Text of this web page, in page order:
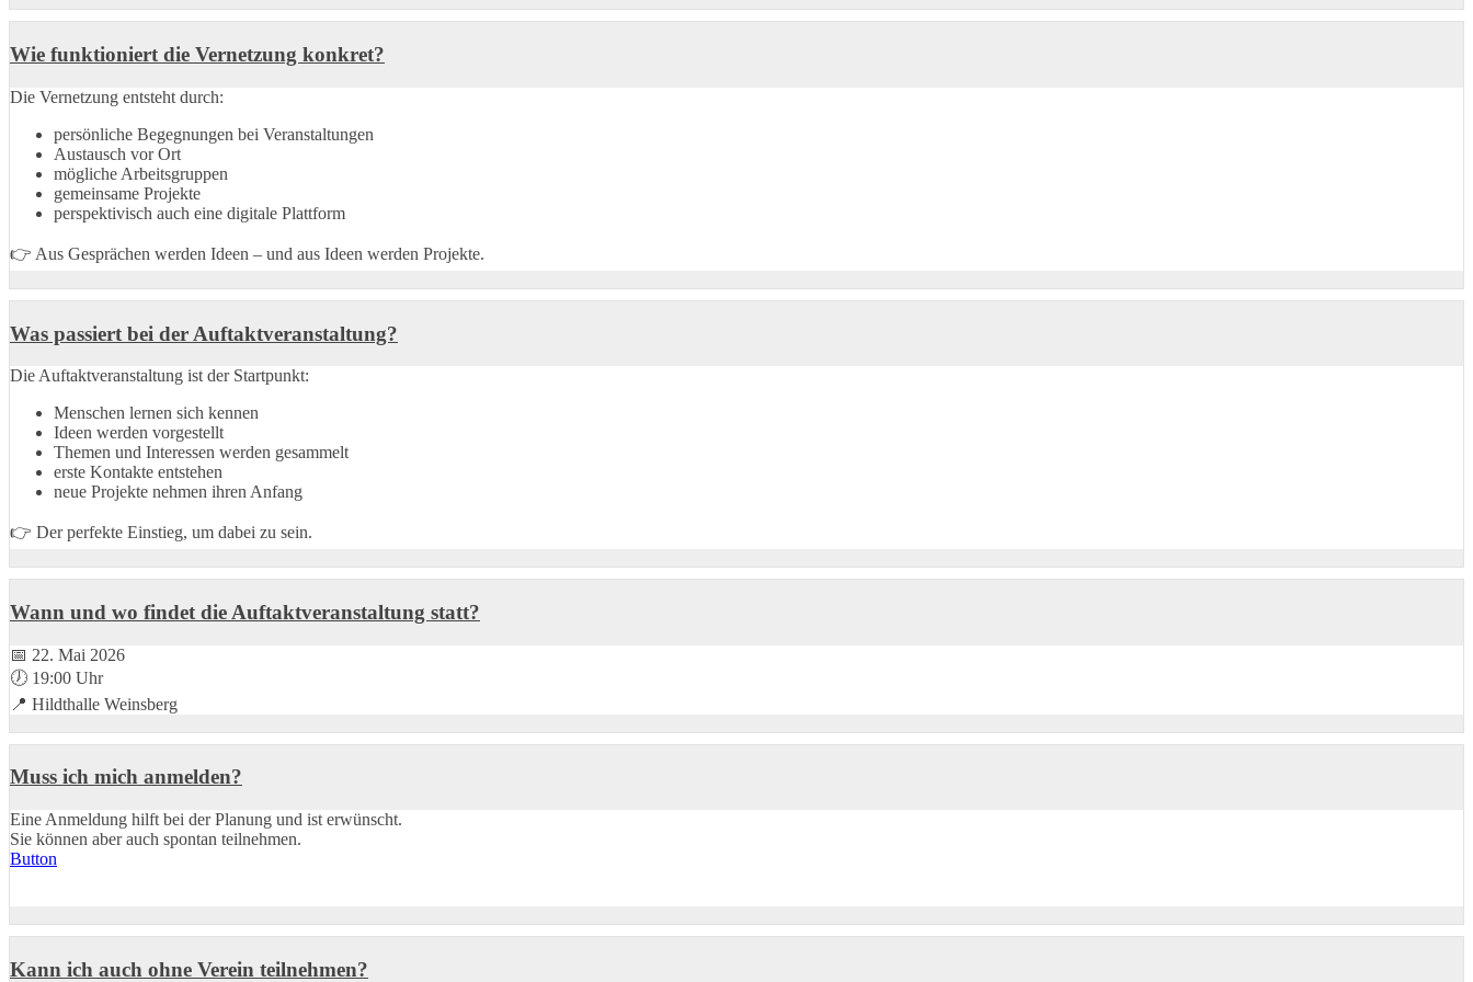
Wie funktioniert die Vernetzung konkret?
Die Vernetzung entsteht durch:
persönliche Begegnungen bei Veranstaltungen
Austausch vor Ort
mögliche Arbeitsgruppen
gemeinsame Projekte
perspektivisch auch eine digitale Plattform
👉 Aus Gesprächen werden Ideen – und aus Ideen werden Projekte.
Was passiert bei der Auftaktveranstaltung?
Die Auftaktveranstaltung ist der Startpunkt:
Menschen lernen sich kennen
Ideen werden vorgestellt
Themen und Interessen werden gesammelt
erste Kontakte entstehen
neue Projekte nehmen ihren Anfang
👉 Der perfekte Einstieg, um dabei zu sein.
Wann und wo findet die Auftaktveranstaltung statt?
📅 22. Mai 2026
🕖 19:00 Uhr
📍 Hildthalle Weinsberg
Muss ich mich anmelden?
Eine Anmeldung hilft bei der Planung und ist erwünscht.
Sie können aber auch spontan teilnehmen.
Button
Kann ich auch ohne Verein teilnehmen?